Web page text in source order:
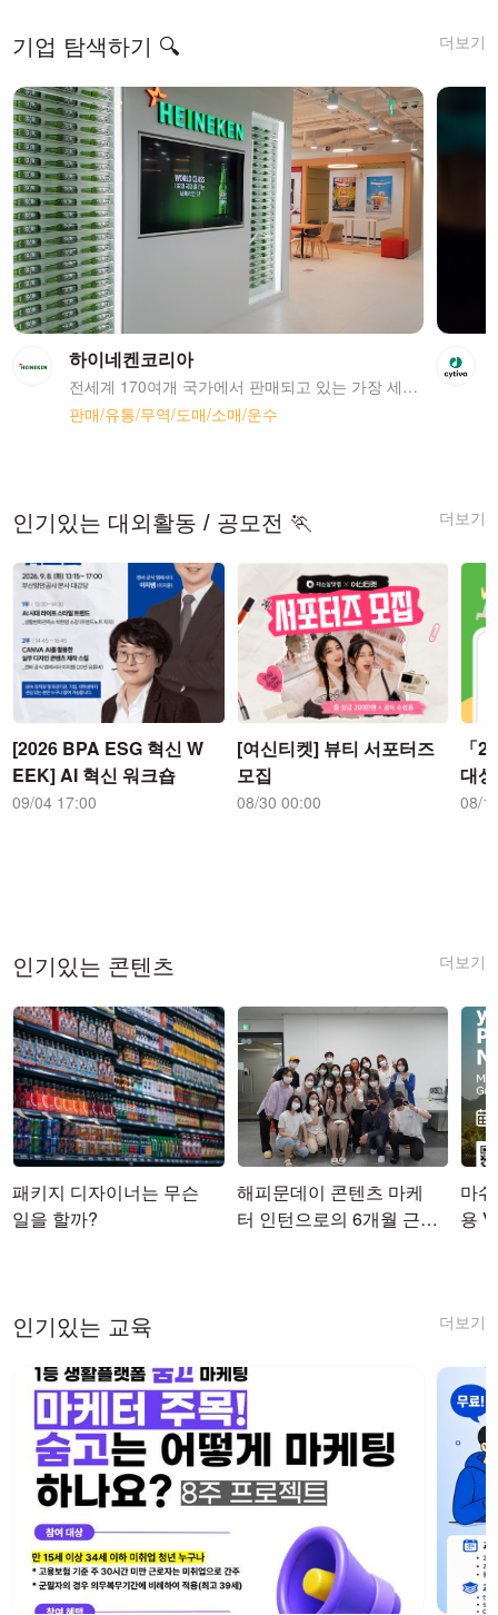
더보기
기업 탐색하기 🔍
하이네켄코리아
전세계 170여개 국가에서 판매되고 있는 가장 세계적인 프리미엄 맥주 하이네켄입니다. 본고장인 네덜란드는 물론 전세계 시장에서 프리미엄 맥주 브랜드로서 강한 매력을 발산하고 있으며 2003년 한국에 하이네켄 코리아 법인을 설립한 이래 현재 수입 맥주로서 부동의 판매 1위를 지키고 있습니다. 또한 글로벌 기업 유니버섬(Universum)이 진행한 설문조사에서 주류업계 유일, 세계에서 가장 일하고 싶은 기업 Top50에 선정되기도 하였습니다. 2011년 현재 하이네켄은 UEFA 챔피언스리그의 공식 후원사로서 매년 프로모션을 진행하고 있으며, 하이네켄 NEW CAN 런칭, Beer Class 행사를 비롯해 각종 스포츠와 음악, 영화 등을 통한 마케팅 활동으로 하이네켄만의 독창성을 발전시켜 나가고 있습니다. 또한, 2008년부터 건전한 음주문화 정착을 위해 ENJOY RESPONSIBLY 캠페인(건전한 음주문화 캠페인)을 진행하며 세계적인 기업으로서의 사회적 역할을 선도하고 있습니다
판매/유통/무역/도매/소매/운수
더보기
인기있는 대외활동 / 공모전 🏃
[2026 BPA ESG 혁신 W
EEK] AI 혁신 워크숍
09/04 17:00
[여신티켓] 뷰티 서포터즈
모집
08/30 00:00
「
대
08/
더보기
인기있는 콘텐츠
패키지 디자이너는 무슨
일을 할까?
해피문데이 콘텐츠 마케
터 인턴으로의 6개월 근무
마쉬
용
더보기
인기있는 교육